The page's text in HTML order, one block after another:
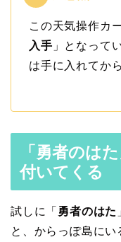
この天気操作カ
入手 」となって
は手に入れてか
「勇者のは
付いてくる
試しに「 勇者のはた
と、からっぽ島に